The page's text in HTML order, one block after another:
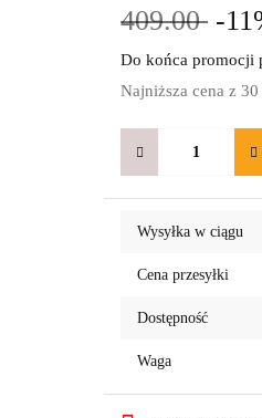
409.00 -
Do końca promocji
Najniższa cena z
Wysyłka w ciągu
Cena przesyłki
Dostępność
Waga